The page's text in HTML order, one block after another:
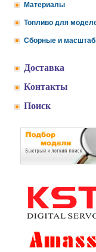
Материалы
Топливо для
Сборные и
Доставка
Контакты
Поиск